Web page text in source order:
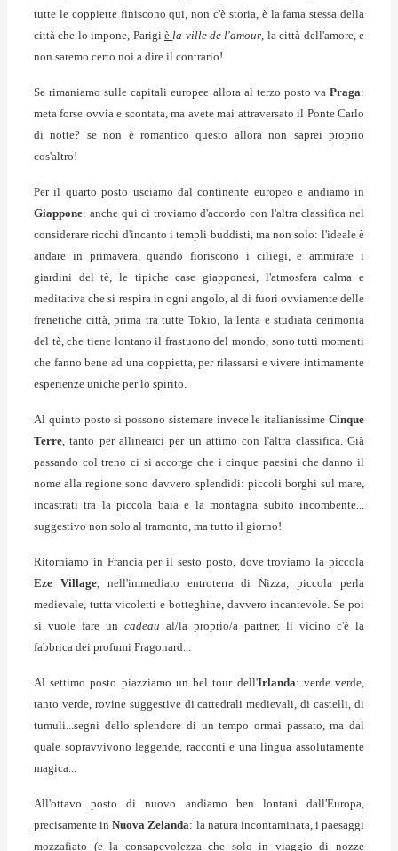
tutte le coppiette finiscono qui, non c'è storia, è la fama stessa della
città che lo impone, Parigi èla ville de l'amour, la città dell'amore, e
non saremo certo noi a dire il contrario!
Se rimaniamo sulle capitali europee allora al terzo posto va Praga:
meta forse ovvia e scontata, ma avete mai attraversato il Ponte Carlo
di notte? se non è romantico questo allora non saprei proprio
cos'altro!
Per il quarto posto usciamo dal continente europeo e andiamo in
Giappone: anche qui ci troviamo d'accordo con l'altra classifica nel
considerare ricchi d'incanto i templi buddisti, ma non solo: l'ideale è
andare in primavera, quando fioriscono i ciliegi, e ammirare i
giardini del tè, le tipiche case giapponesi, l'atmosfera calma e
meditativa che si respira in ogni angolo, al di fuori ovviamente delle
frenetiche città, prima tra tutte Tokio, la lenta e studiata cerimonia
del tè, che tiene lontano il frastuono del mondo, sono tutti momenti
che fanno bene ad una coppietta, per rilassarsi e vivere intimamente
esperienze uniche per lo spirito.
Al quinto posto si possono sistemare invece le italianissime Cinque
Terre, tanto per allinearci per un attimo con l'altra classifica. Già
passando col treno ci si accorge che i cinque paesini che danno il
nome alla regione sono davvero splendidi: piccoli borghi sul mare,
incastrati tra la piccola baia e la montagna subito incombente...
suggestivo non solo al tramonto, ma tutto il giorno!
Ritorniamo in Francia per il sesto posto, dove troviamo la piccola
Eze Village, nell'immediato entroterra di Nizza, piccola perla
medievale, tutta vicoletti e botteghine, davvero incantevole. Se poi
si vuole fare un cadeau al/la proprio/a partner, lì vicino c'è la
fabbrica dei profumi Fragonard...
Al settimo posto piazziamo un bel tour dell'Irlanda: verde verde,
tanto verde, rovine suggestive di cattedrali medievali, di castelli, di
tumuli...segni dello splendore di un tempo ormai passato, ma dal
quale sopravvivono leggende, racconti e una lingua assolutamente
magica...
All'ottavo posto di nuovo andiamo ben lontani dall'Europa,
precisamente inNuova Zelanda: la natura incontaminata, i paesaggi
mozzafiato (e la consapevolezza che solo in viaggio di nozze